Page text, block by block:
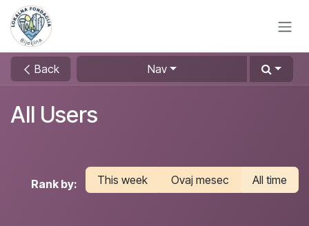
Skip to Content
Back Nav
All Users
Rank by: This week Ovaj mesec All time